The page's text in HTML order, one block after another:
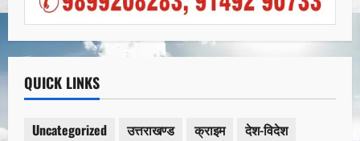
QUICK LINKS
Uncategorized उत्तराखण्ड क्राइम
देश-विदेश